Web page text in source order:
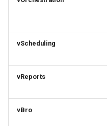
vScheduling
vReports
vBro